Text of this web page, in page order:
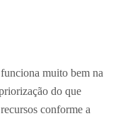
muito bem na
do que
conforme a